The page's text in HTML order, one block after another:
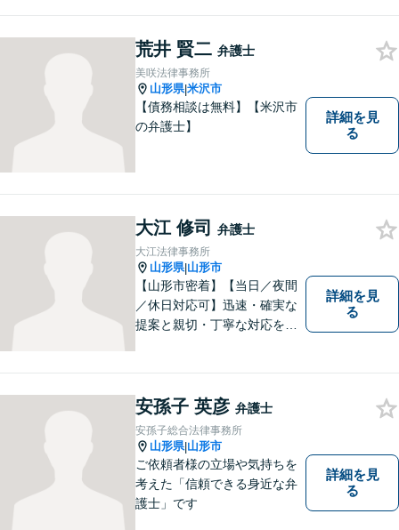
荒井 賢二 弁護士
美咲法律事務所
山形県|米沢市
【債務相談は無料】【米沢市
の弁護士】
詳細を見
る
大江 修司 弁護士
大江法律事務所
山形県|山形市
【山形市密着】【当日／夜間
／休日対応可】迅速・確実な
提案と親切・丁寧な対応をい
可】不安や問題について法的
リスクを説明し、見通しを立
て、より良い解決に導くお手
伝いをいたします。
詳細を見
る
安孫子 英彦 弁護士
安孫子総合法律事務所
山形県|山形市
ご依頼者様の立場や気持ちを
考えた「信頼できる身近な弁
護士」です
詳細を見
る